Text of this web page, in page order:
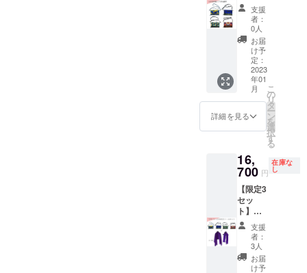
しまし
ては、
目安と
なりま
すの
で、お
約束で
きかね
ますこ
卒ご了
承くだ
マサイ
族伝統
のブラ
ンケッ
ト「マ
サイ
シュカ
シュ
カ」の
大判の
ストー
夫で、
暖かい
のが特
徴で
す。 適
度なボ
リュー
ム感で
秋～春
の幅広
い季節
マサイ
シュカ
大判ス
トール
（ブ
ルー）
のセッ
トで
す。 ●
マサイ
シュカ
て ケニ
アの文
化を代
表する
鮮やか
な色が
特徴の
マサイ
族伝統
のブラ
ンケッ
アップ
サイク
ルレ
ザーサ
コッ
シュ２
きなデ
ザイン
のアッ
プサイ
クルレ
ザーサ
シュ２
点同時
購入で
５％OF
F！ 同
じデザ
インを
２点で
も構い
ませ
ん。
支援
者：
0人
お届
け予
定：
2023
年01
月
詳細を見る
こ
の
リ
タ
ー
ン
を
選
択
す
る
16,
700 円
在庫な
し
【限定3
セッ
ト】人
気のマ
サイ
シュカ
大判ス
トール
支援
者：
3人
お届
け予